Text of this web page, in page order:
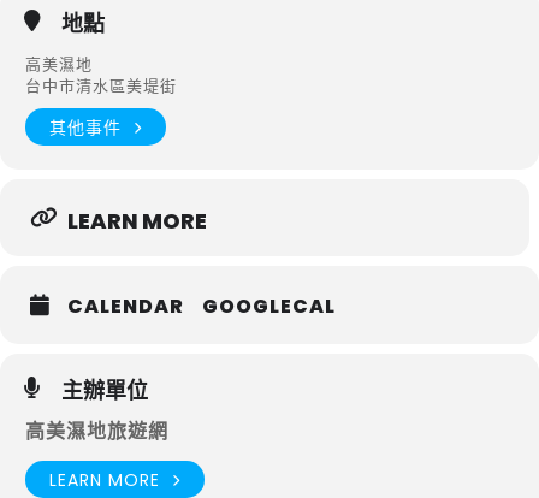
地點
高美濕地
台中市清水區美堤街
其他事件
LEARN MORE
CALENDAR GOOGLECAL
主辦單位
高美濕地旅遊網
LEARN MORE